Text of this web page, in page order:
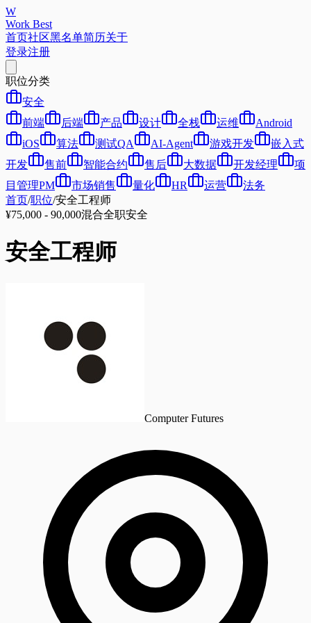
W
Work Best
首页社区黑名单简历关于
登录注册
职位分类
安全
前端
后端 产品 设计 全栈 运维
Android
iOS
算法 测试QA AI-Agent 游戏开发
嵌入式
开发
售前 智能合约 售后 大数据 开发经理
项
目管理PM
市场销售 量化 HR 运营
法务
首页/职位/安全工程师
¥75,000 - 90,000混合全职安全
安全工程师
Computer Futures